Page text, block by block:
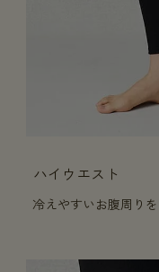
ハイウエスト
冷えやすいお腹周り